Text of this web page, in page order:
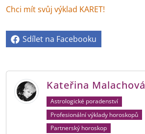
Chci mít svůj výklad KARET!
Sdílet na Facebooku
Kateřina Malachová
Astrologické poradenství
Profesionální výklady horoskopů
Partnerský horoskop